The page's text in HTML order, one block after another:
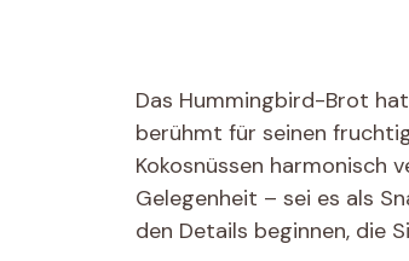
Das Hummingbird-Brot
berühmt für seinen
Kokosnüssen harmonisch
Gelegenheit – sei es als
den Details beginnen, die